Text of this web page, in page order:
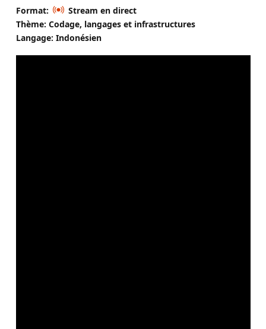
Format:
Stream en direct
Thème: Codage, langages et infrastructures
Langage: Indonésien